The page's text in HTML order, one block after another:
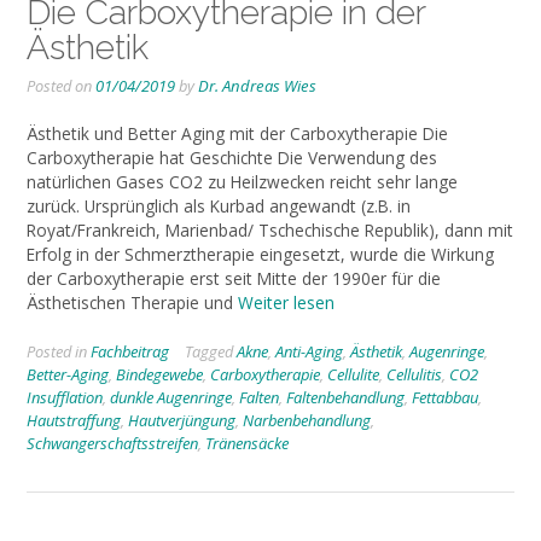
Die Carboxytherapie in der
Ästhetik
Posted on01/04/2019byDr. Andreas Wies
Ästhetik und Better Aging mit der Carboxytherapie Die
Carboxytherapie hat Geschichte Die Verwendung des
natürlichen Gases CO2 zu Heilzwecken reicht sehr lange
zurück. Ursprünglich als Kurbad angewandt (z.B. in
Royat/Frankreich, Marienbad/ Tschechische Republik), dann mit
Erfolg in der Schmerztherapie eingesetzt, wurde die Wirkung
der Carboxytherapie erst seit Mitte der 1990er für die
Ästhetischen Therapie und Weiter lesen
Posted inFachbeitrag TaggedAkne,Anti-Aging,Ästhetik,Augenringe,
Better-Aging, Bindegewebe, Carboxytherapie, Cellulite, Cellulitis, CO2
Insufflation, dunkle Augenringe, Falten, Faltenbehandlung, Fettabbau,
Hautstraffung, Hautverjüngung, Narbenbehandlung,
Schwangerschaftsstreifen, Tränensäcke